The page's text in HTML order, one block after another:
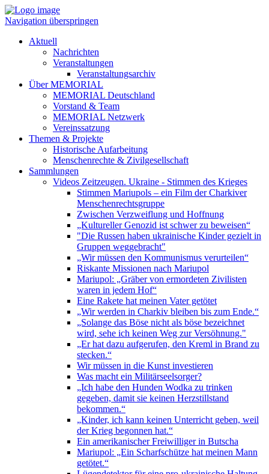
Navigation überspringen
Aktuell
Nachrichten
Veranstaltungen
Veranstaltungsarchiv
Über MEMORIAL
MEMORIAL Deutschland
Vorstand & Team
MEMORIAL Netzwerk
Vereinssatzung
Themen & Projekte
Historische Aufarbeitung
Menschenrechte & Zivilgesellschaft
Sammlungen
Videos Zeitzeugen. Ukraine - Stimmen des Krieges
Stimmen Mariupols – ein Film der Charkiver
Menschenrechtsgruppe
Zwischen Verzweiflung und Hoffnung
„Kultureller Genozid ist schwer zu beweisen“
"Die Russen haben ukrainische Kinder gezielt in
Gruppen weggebracht"
„Wir müssen den Kommunismus verurteilen“
Riskante Missionen nach Mariupol
Mariupol: „Gräber von ermordeten Zivilisten
waren in jedem Hof“
Eine Rakete hat meinen Vater getötet
„Wir werden in Charkiv bleiben bis zum Ende.“
„Solange das Böse nicht als böse bezeichnet
wird, sehe ich keinen Weg zur Versöhnung."
„Er hat dazu aufgerufen, den Kreml in Brand zu
stecken.“
Wir müssen in die Kunst investieren
Was macht ein Militärseelsorger?
„Ich habe den Hunden Wodka zu trinken
gegeben, damit sie keinen Herzstillstand
bekommen.“
„Kinder, ich kann keinen Unterricht geben, weil
der Krieg begonnen hat.“
Ein amerikanischer Freiwilliger in Butscha
Mariupol: „Ein Scharfschütze hat meinen Mann
getötet.“